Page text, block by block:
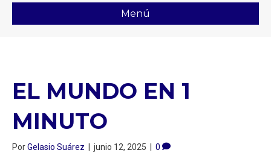
Menú
EL MUNDO EN 1
MINUTO
PorGelasio Suárez | junio 12, 2025 | 0